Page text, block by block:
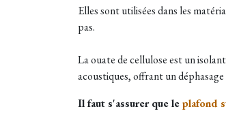
Elles sont utilisées dans les
pas.
La ouate de cellulose est un
acoustiques, offrant un
Il faut s'assurer que leplafond